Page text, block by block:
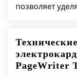
позволяет
PageWriter